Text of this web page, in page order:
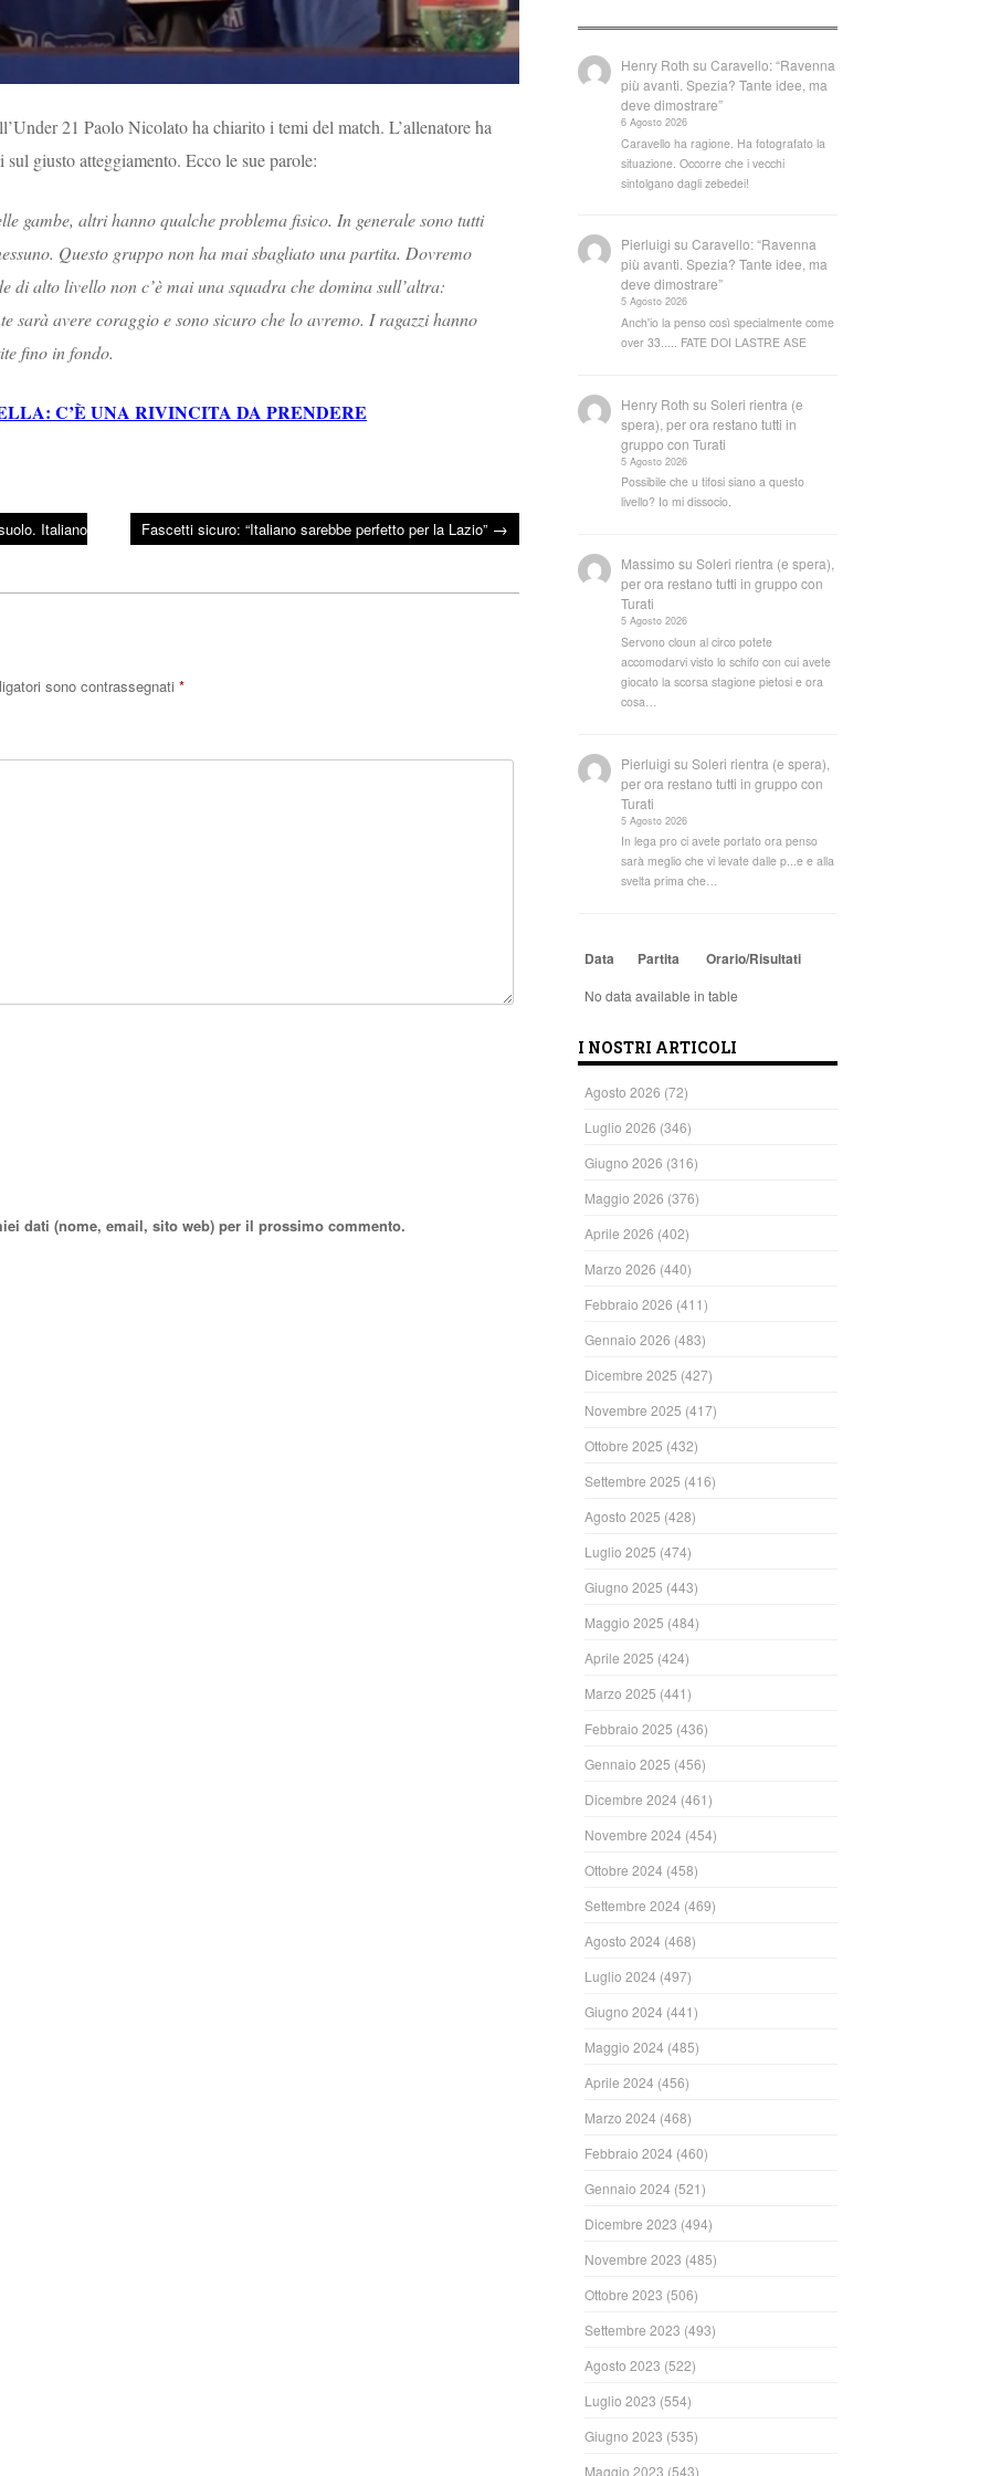
21 Paolo Nicolato ha chiarito i temi del match. L’allenatore ha
giusto atteggiamento. Ecco le sue parole:
gambe, altri hanno qualche problema fisico. In generale sono tutti
Questo gruppo non ha mai sbagliato una partita. Dovremo
di alto livello non c’è mai una squadra che domina sull’altra:
sarà avere coraggio e sono sicuro che lo avremo. I ragazzi hanno
fino in fondo.
C’È UNA RIVINCITA DA PRENDERE
Italiano
Fascetti sicuro: “Italiano sarebbe perfetto per la Lazio” →
sono contrassegnati *
dati (nome, email, sito web) per il prossimo commento.
Henry Roth suCaravello: “Ravenna
più avanti. Spezia? Tante idee, ma
deve dimostrare”
6 Agosto 2026
Caravello ha ragione. Ha fotografato la
situazione. Occorre che i vecchi
sintolgano dagli zebedei!
Pierluigi suCaravello: “Ravenna
più avanti. Spezia? Tante idee, ma
deve dimostrare”
5 Agosto 2026
Anch'io la penso così specialmente come
over 33..... FATE DOI LASTRE ASE
Henry Roth suSoleri rientra (e
spera), per ora restano tutti in
gruppo con Turati
5 Agosto 2026
Possibile che u tifosi siano a questo
livello? Io mi dissocio.
Massimo suSoleri rientra (e spera),
per ora restano tutti in gruppo con
Turati
5 Agosto 2026
Servono cloun al circo potete
accomodarvi visto lo schifo con cui avete
giocato la scorsa stagione pietosi e ora
cosa…
Pierluigi suSoleri rientra (e spera),
per ora restano tutti in gruppo con
Turati
5 Agosto 2026
In lega pro ci avete portato ora penso
sarà meglio che vi levate dalle p...e e alla
svelta prima che…
Data Partita Orario/Risultati
No data available in table
I NOSTRI ARTICOLI
Agosto 2026 (72)
Luglio 2026 (346)
Giugno 2026 (316)
Maggio 2026 (376)
Aprile 2026 (402)
Marzo 2026 (440)
Febbraio 2026 (411)
Gennaio 2026 (483)
Dicembre 2025 (427)
Novembre 2025 (417)
Ottobre 2025 (432)
Settembre 2025 (416)
Agosto 2025 (428)
Luglio 2025 (474)
Giugno 2025 (443)
Maggio 2025 (484)
Aprile 2025 (424)
Marzo 2025 (441)
Febbraio 2025 (436)
Gennaio 2025 (456)
Dicembre 2024 (461)
Novembre 2024 (454)
Ottobre 2024 (458)
Settembre 2024 (469)
Agosto 2024 (468)
Luglio 2024 (497)
Giugno 2024 (441)
Maggio 2024 (485)
Aprile 2024 (456)
Marzo 2024 (468)
Febbraio 2024 (460)
Gennaio 2024 (521)
Dicembre 2023 (494)
Novembre 2023 (485)
Ottobre 2023 (506)
Settembre 2023 (493)
Agosto 2023 (522)
Luglio 2023 (554)
Giugno 2023 (535)
Maggio 2023 (543)